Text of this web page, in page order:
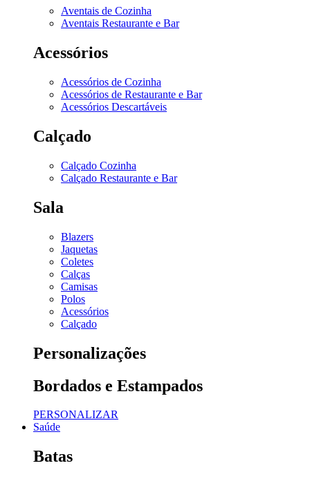
Aventais de Cozinha
Aventais Restaurante e Bar
Acessórios
Acessórios de Cozinha
Acessórios de Restaurante e Bar
Acessórios Descartáveis
Calçado
Calçado Cozinha
Calçado Restaurante e Bar
Sala
Blazers
Jaquetas
Coletes
Calças
Camisas
Polos
Acessórios
Calçado
Personalizações
Bordados e Estampados
PERSONALIZAR
Saúde
Batas